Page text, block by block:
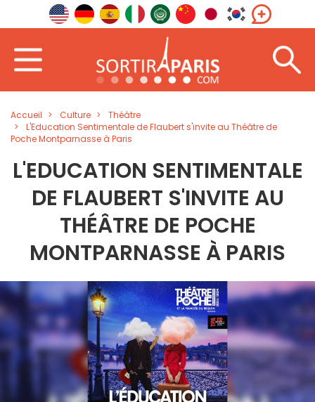
Accueil Culture
Théâtre
L'Education Sentimentale de Flaubert s'invite au Théâtre de
Poche Montparnasse à Paris
L'EDUCATION SENTIMENTALE
DE FLAUBERT S'INVITE AU
THÉÂTRE DE POCHE
MONTPARNASSE À PARIS